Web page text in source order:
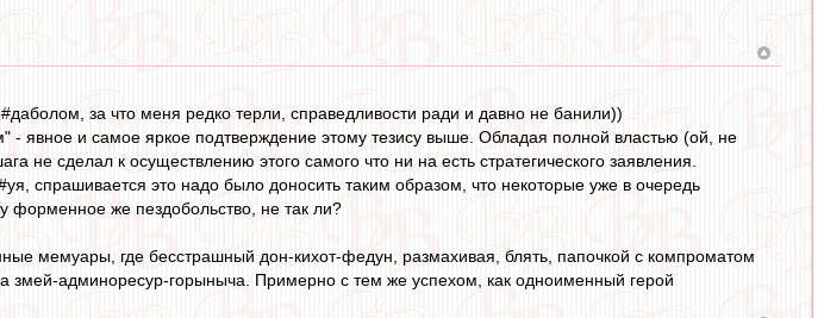
за что меня редко терли, справедливости ради и давно не банили))
- явное и самое яркое подтверждение этому тезису выше. Обладая полной властью (ой, не
не сделал к осуществлению этого самого что ни на есть стратегического заявления.
спрашивается это надо было доносить таким образом, что некоторые уже в очередь
форменное же пездобольство, не так ли?
мемуары, где бесстрашный дон-кихот-федун, размахивая, блять, папочкой с компроматом
змей-админоресур-горыныча. Примерно с тем же успехом, как одноименный герой